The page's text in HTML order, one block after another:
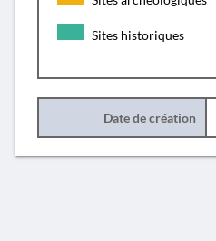
Sites historiques
Date de création